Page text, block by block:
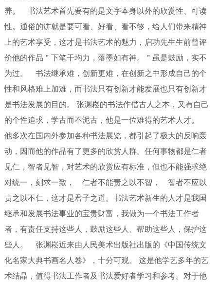
养。 书法艺术首先要有的是文字本身以外的欣赏性、可读
性。通俗的讲就是要可看、好看、看不够，给人们带来精神
上的艺术享受，这才是书法艺术的魅力，启功先生生前曾评
价他的作品＂下笔干均力，落墨如有神。＂虽是鼓励，实不
为过。 书法继承难，创新更难，在创新之中形成自己的个
性和风格难上加难，而书法只有创新才能发展也只有创新才
是书法发展的目的。 张渊崧的书法作借古人之本，又有自己
的个性追求，学古而不泥古，他是一位难得的艺术人才。
他多次在国内外参加各种书法展览，都引起了极大的反响轰
动，因而他的作品有了更多的欣赏人群。任何事物都是仁者
见仁，智者见智，对艺术的欣赏应有标准，但也不能强求绝
对统一，刻求一致， 仁者不能责之以不智， 智者不应以
责之以不仁，这才是君子之道。书法艺术新生的人才是我国
继承和发展书法事业的宝贵财富，我做为一个书法工作者
者，有责任支持这些人，鼓励这些人、帮助这些人，保护这
些人。 张渊崧近来由人民美术出版社出版的《中国传统文
化名家大典书画名人卷》，十分可观。 这是他学艺多年的艺
术结晶，值得书法工作者及书法爱好者学习和参考。对于他